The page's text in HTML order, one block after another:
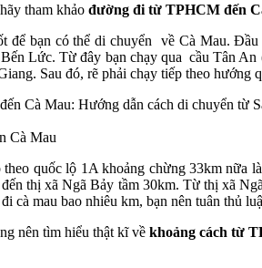
tham khảo đường đi từ TPHCM đến
để bạn có thể di chuyển về Cà Mau.
Lức. Từ đây bạn chạy qua cầu Tân
Sau đó, rẽ phải chạy tiếp theo
Cà Mau
quốc lộ 1A khoảng chừng 33km nữa
thị xã Ngã Bảy tầm 30km. Từ thị xã
cà mau bao nhiêu km, bạn nên tuân thủ
nên tìm hiểu thật kĩ về khoảng cách từ